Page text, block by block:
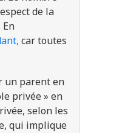
de la
car toutes
un parent en
privée » en
selon les
qui implique